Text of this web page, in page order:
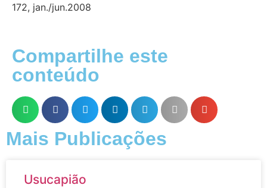
172, jan./jun.2008
Compartilhe este
conteúdo
Mais Publicações
Usucapião